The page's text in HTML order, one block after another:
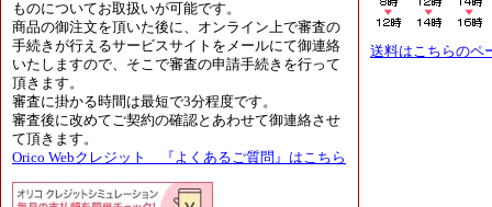
ものについてお取扱いが可能です。
商品の御注文を頂いた後に、オンライン上で審査の
手続きが行えるサービスサイトをメールにて御連絡
いたしますので、そこで審査の申請手続きを行って
頂きます。
審査に掛かる時間は最短で3分程度です。
審査後に改めてご契約の確認とあわせて御連絡させ
て頂きます。
Orico Webクレジット 『よくあるご質問』はこちら
送料はこちらのペ